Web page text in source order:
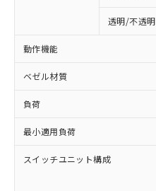
透明/不透明
動作機能
ベゼル材質
負荷
最小適用負荷
スイッチユニット構成